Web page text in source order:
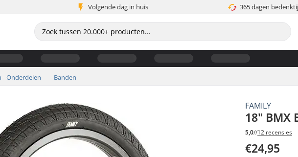
Volgende dag in huis 365 dagen
- Onderdelen Banden
FAMILY
18" BMX
5,0//12 recensies
€24,95